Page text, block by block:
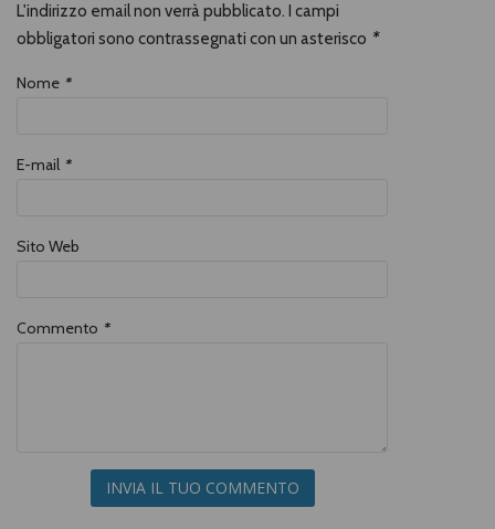
L'indirizzo email non verrà pubblicato. I campi
obbligatori sono contrassegnati con un asterisco *
Nome *
E-mail *
Sito Web
Commento *
INVIA IL TUO COMMENTO